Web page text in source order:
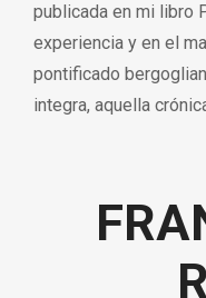
publicada en mi libro
experiencia y en el
pontificado
integra, aquella